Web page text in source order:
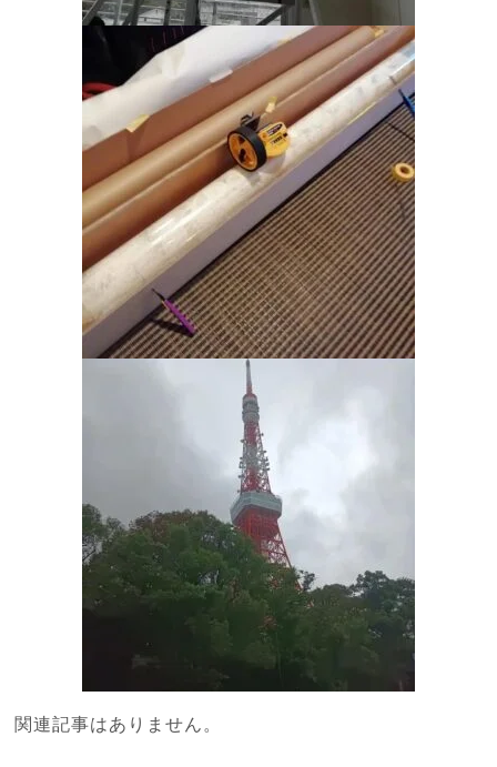
関連記事はありません。